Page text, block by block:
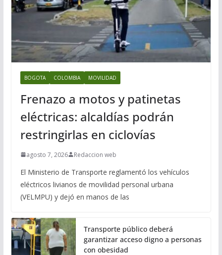
BOGOTA COLOMBIA MOVILIDAD
Frenazo a motos y patinetas
eléctricas: alcaldías podrán
restringirlas en ciclovías
agosto 7, 2026 Redaccion web
El Ministerio de Transporte reglamentó los vehículos
eléctricos livianos de movilidad personal urbana
(VELMPU) y dejó en manos de las
Transporte público deberá
garantizar acceso digno a personas
con obesidad